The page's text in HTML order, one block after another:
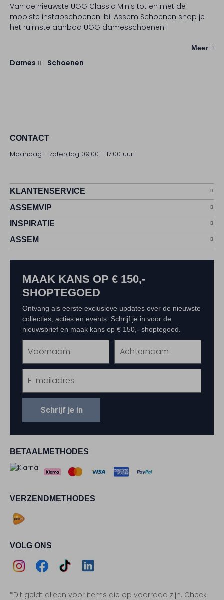
Van de nieuwste UGG Classic Minis tot en met de
mooiste instapschoenen: bij Assem Schoenen shop je
het ruimste aanbod UGG damesschoenen!
Meer
Dames Schoenen
CONTACT
Maandag - zaterdag 09:00 - 17:00 uur
KLANTENSERVICE
ASSEMVIP
INSPIRATIE
ASSEM
BETAALMETHODES
VERZENDMETHODES
VOLG ONS
*Dit geldt alleen voor items die op voorraad zijn. Check
MAAK KANS OP € 150,-
SHOPTEGOED
Ontvang als eerste exclusieve updates over de nieuwste
collecties, acties en events. Schrijf je in voor de
nieuwsbrief en maak kans op € 150,- shoptegoed.
Schrijf je in